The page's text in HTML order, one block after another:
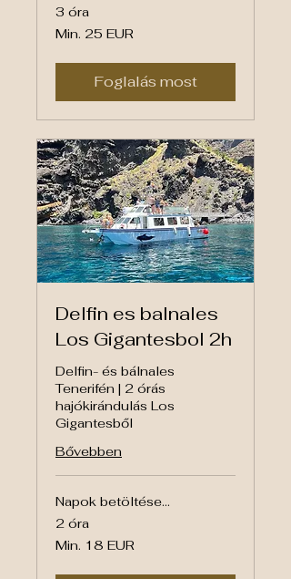
3 óra
Min.
25
Min. 25 EUR
Foglalás most
Delfin es balnales
Los Gigantesbol 2h
Delfin- és bálnales
Tenerifén | 2 órás
hajókirándulás Los
Gigantesből
Bővebben
Napok betöltése...
2 óra
Min.
18
Min. 18 EUR